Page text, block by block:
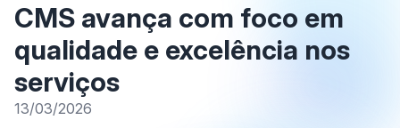
CMS avança com foco em
qualidade e excelência nos
serviços
13/03/2026